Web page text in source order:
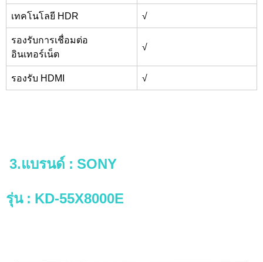
เทคโนโลยี HDR √
รองรับการเชื่อมต่อ
อินเทอร์เน็ต
√
รองรับ HDMI √
3.แบรนด์ : SONY
รุ่น : KD-55X8000E